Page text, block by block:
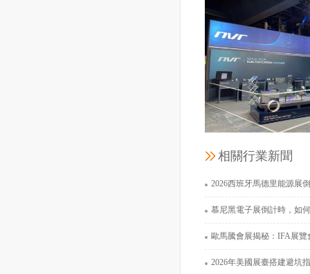
杭州禾邁電力電
展覽面積
工程時間：
北谷電子股
展覽面積
相關行業新聞
2026西班牙馬德里能源展倒計時：500家企
慕尼黑電子展倒計時，如何選擇展位
歐馬騰會展揭秘：IFA展覽會上怎樣
2026年美國展臺搭建避坑指南：別讓你